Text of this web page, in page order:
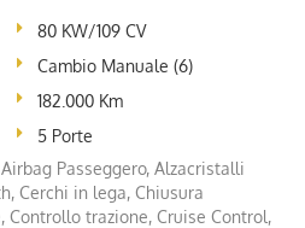
80 KW/109 CV
Cambio Manuale (6)
182.000 Km
5 Porte
Passeggero, Alzacristalli
Cerchi in lega, Chiusura
Controllo trazione, Cruise Control,